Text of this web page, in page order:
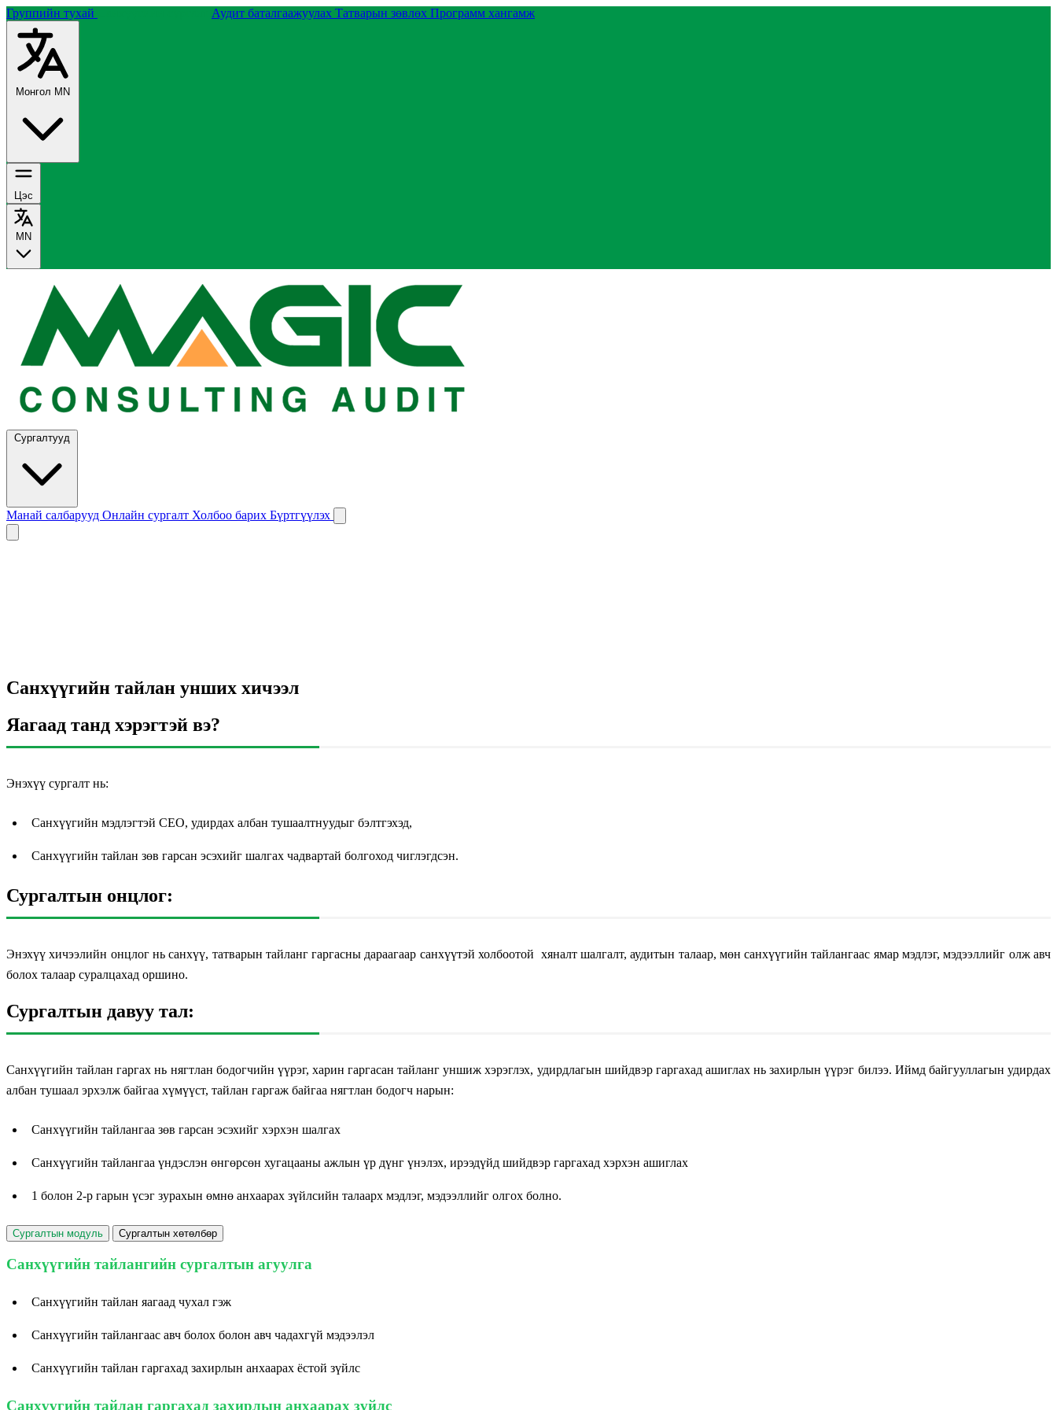
Группийн тухай Аудит баталгаажуулах Татварын зөвлөх Программ хангамж
Монгол MN
Цэс
MN
Сургалтууд
Манай салбарууд Онлайн сургалт Холбоо барих Бүртгүүлэх
Санхүүгийн тайлан унших хичээл
Яагаад танд хэрэгтэй вэ?
Энэхүү сургалт нь:
Санхүүгийн мэдлэгтэй CEO, удирдах албан тушаалтнуудыг бэлтгэхэд,
Санхүүгийн тайлан зөв гарсан эсэхийг шалгах чадвартай болгоход чиглэгдсэн.
Сургалтын онцлог:
Энэхүү хичээлийн онцлог нь санхүү, татварын тайланг гаргасны дараагаар санхүүтэй холбоотой хяналт шалгалт, аудитын талаар, мөн санхүүгийн тайлангаас ямар мэдлэг, мэдээллийг олж авч
болох талаар суралцахад оршино.
Сургалтын давуу тал:
Санхүүгийн тайлан гаргах нь нягтлан бодогчийн үүрэг, харин гаргасан тайланг уншиж хэрэглэх, удирдлагын шийдвэр гаргахад ашиглах нь захирлын үүрэг билээ. Иймд байгууллагын удирдах
албан тушаал эрхэлж байгаа хүмүүст, тайлан гаргаж байгаа нягтлан бодогч нарын:
Санхүүгийн тайлангаа зөв гарсан эсэхийг хэрхэн шалгах
Санхүүгийн тайлангаа үндэслэн өнгөрсөн хугацааны ажлын үр дүнг үнэлэх, ирээдүйд шийдвэр гаргахад хэрхэн ашиглах
1 болон 2-р гарын үсэг зурахын өмнө анхаарах зүйлсийн талаарх мэдлэг, мэдээллийг олгох болно.
Сургалтын модуль Сургалтын хөтөлбөр
Санхүүгийн тайлангийн сургалтын агуулга
Санхүүгийн тайлан яагаад чухал гэж
Санхүүгийн тайлангаас авч болох болон авч чадахгүй мэдээлэл
Санхүүгийн тайлан гаргахад захирлын анхаарах ёстой зүйлс
Санхүүгийн тайлан гаргахад захирлын анхаарах зүйлс